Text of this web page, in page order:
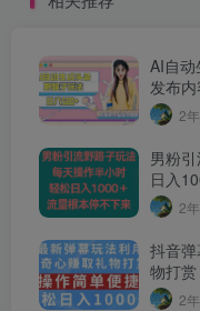
AI自
发布
2
男粉
日入
2
抖音
物打
2